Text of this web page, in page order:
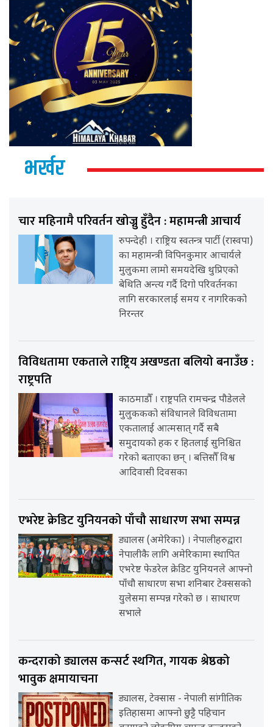
भर्खर
चार महिनामै परिवर्तन खोज्नु हुँदैन : महामन्त्री आचार्य
रुपन्देही । राष्ट्रिय स्वतन्त्र पार्टी (रास्वपा)
का महामन्त्री विपिनकुमार आचार्यले
मुलुकमा लामो समयदेखि थुप्रिएको
बेथिति अन्त्य गर्दै दिगो परिवर्तनका
लागि सरकारलाई समय र नागरिकको
निरन्तर
विविधतामा एकताले राष्ट्रिय अखण्डता बलियो बनाउँछ :
राष्ट्रपति
काठमाडौँ । राष्ट्रपति रामचन्द्र पौडेलले
मुलुककको संविधानले विविधतामा
एकतालाई आत्मसात् गर्दै सबै
समुदायको हक र हितलाई सुनिश्चित
गरेको बताएका छन् । बत्तिसौँ विश्व
आदिवासी दिवसका
एभरेष्ट क्रेडिट युनियनको पाँचौ साधारण सभा सम्पन्न
ड्यालस (अमेरिका) । नेपालीहरुद्वारा
नेपालीकै लागि अमेरिकामा स्थापित
एभरेष्ट फेडरेल क्रेडिट युनियनले आफ्नो
पाँचौ साधारण सभा शनिबार टेक्ससको
युलेसमा सम्पन्न गरेको छ । साधारण
सभाले
कन्दराको ड्यालस कन्सर्ट स्थगित, गायक श्रेष्ठको
भावुक क्षमायाचना
ड्यालस, टेक्सास - नेपाली सांगीतिक
इतिहासमा आफ्नो छुट्टै पहिचान